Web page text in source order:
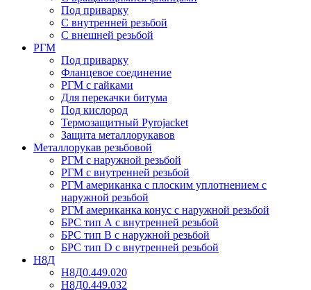
Под приварку
С внутренней резьбой
С внешней резьбой
РГМ
Под приварку
Фланцевое соединение
РГМ с гайками
Для перекачки битума
Под кислород
Термозащитный Pyrojacket
Защита металлорукавов
Металлорукав резьбовой
РГМ с наружной резьбой
РГМ с внутренней резьбой
РГМ американка с плоским уплотнением с
наружной резьбой
РГМ американка конус с наружной резьбой
БРС тип А с внутренней резьбой
БРС тип В с наружной резьбой
БРС тип D с внутренней резьбой
Н8Д
Н8Д0.449.020
Н8Д0.449.032